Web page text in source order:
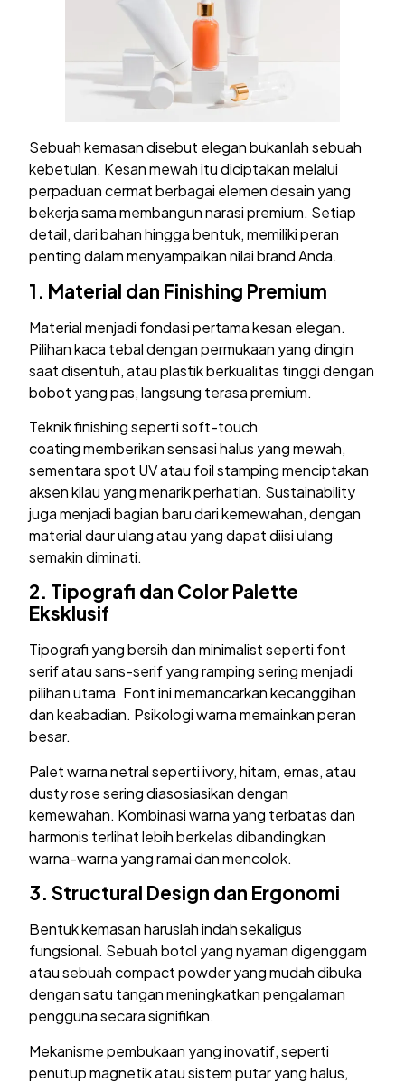
Sebuah kemasan disebut elegan bukanlah sebuah
kebetulan. Kesan mewah itu diciptakan melalui
perpaduan cermat berbagai elemen desain yang
bekerja sama membangun narasi premium. Setiap
detail, dari bahan hingga bentuk, memiliki peran
penting dalam menyampaikan nilai brand Anda.
1. Material dan Finishing Premium
Material menjadi fondasi pertama kesan elegan.
Pilihan kaca tebal dengan permukaan yang dingin
saat disentuh, atau plastik berkualitas tinggi dengan
bobot yang pas, langsung terasa premium.
Teknik finishing seperti soft-touch
coating memberikan sensasi halus yang mewah,
sementara spot UV atau foil stamping menciptakan
aksen kilau yang menarik perhatian. Sustainability
juga menjadi bagian baru dari kemewahan, dengan
material daur ulang atau yang dapat diisi ulang
semakin diminati.
2. Tipografi dan Color Palette
Eksklusif
Tipografi yang bersih dan minimalist seperti font
serif atau sans-serif yang ramping sering menjadi
pilihan utama. Font ini memancarkan kecanggihan
dan keabadian. Psikologi warna memainkan peran
besar.
Palet warna netral seperti ivory, hitam, emas, atau
dusty rose sering diasosiasikan dengan
kemewahan. Kombinasi warna yang terbatas dan
harmonis terlihat lebih berkelas dibandingkan
warna-warna yang ramai dan mencolok.
3.Structural Design dan Ergonomi
Bentuk kemasan haruslah indah sekaligus
fungsional. Sebuah botol yang nyaman digenggam
atau sebuah compact powder yang mudah dibuka
dengan satu tangan meningkatkan pengalaman
pengguna secara signifikan.
Mekanisme pembukaan yang inovatif, seperti
penutup magnetik atau sistem putar yang halus,